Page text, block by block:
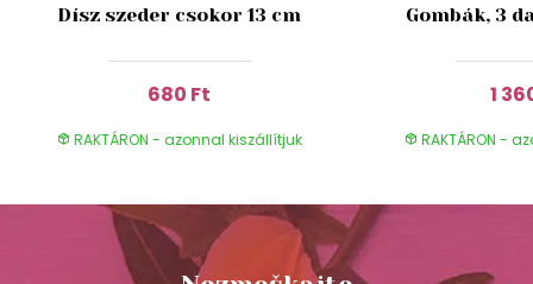
Dísz szeder csokor 13 cm
680 Ft
RAKTÁRON - azonnal kiszállítjuk
Gombák, 3
1
RAKTÁRON -